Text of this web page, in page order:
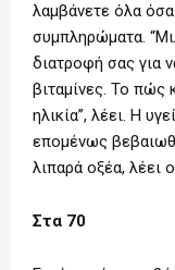
λαμβάνετε όλα
συμπληρώματα.
διατροφή σας για
βιταμίνες. Το πώς
ηλικία”, λέει. Η
επομένως
λιπαρά οξέα, λέει
Στα 70